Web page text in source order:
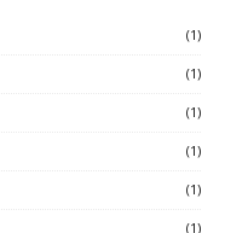
(1)
(1)
(1)
(1)
(1)
(1)